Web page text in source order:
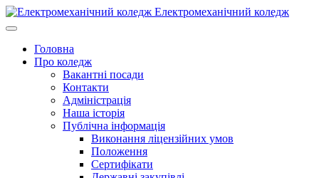
Електромеханічний коледж
Головна
Про коледж
Вакантні посади
Контакти
Адміністрація
Наша історія
Публічна інформація
Виконання ліцензійних умов
Положення
Сертифікати